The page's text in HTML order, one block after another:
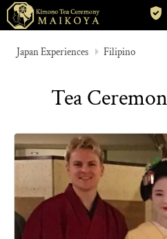
Japan Experiences Filipino
Tea